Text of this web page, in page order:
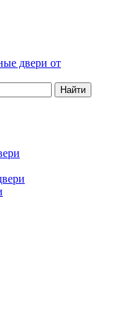
двери от
Найти